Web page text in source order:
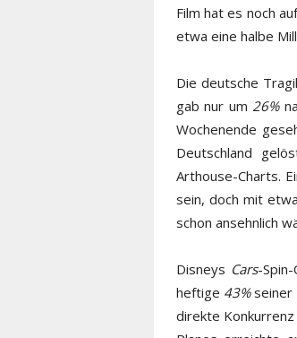
Film hat es noch
etwa eine halbe
Die deutsche
gab nur um 26%
Wochenende
Deutschland
Arthouse-Charts.
sein, doch mit
schon ansehnlich
Disneys Cars-
heftige 43%seiner
direkte